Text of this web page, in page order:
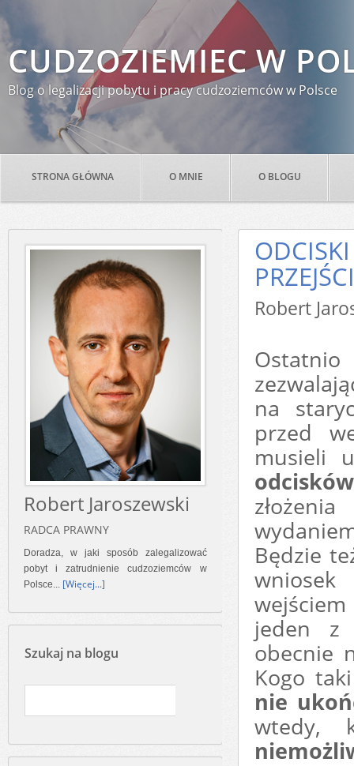
CUDZOZIEMIEC W
Blog o legalizacji pobytu i pracy cudzoziemców w Polsce
STRONA GŁÓWNA O MNIE O BLOGU
Robert
na
przed
musieli
odcisków
Będzie
jeden z
obecnie
Kogo
nie
wtedy,
Robert Jaroszewski
RADCA PRAWNY
Doradza, w jaki sposób zalegalizować
pobyt i zatrudnienie cudzoziemców w
Polsce... [Więcej...]
Szukaj na blogu